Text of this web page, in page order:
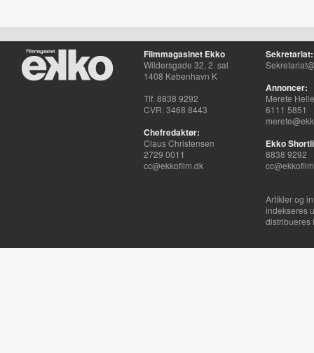
Filmmagasinet Ekko
Wildersgade 32, 2. sal
1408 København K
Tlf. 8838 9292
CVR. 3468 8443
Chefredaktør:
Claus Christensen
2729 0011
cc@ekkofilm.dk
Sekretariat:
Annoncer:
Merete
6111 5851
Ekko
8838 9292
Artikler og
indekseres
distribueres